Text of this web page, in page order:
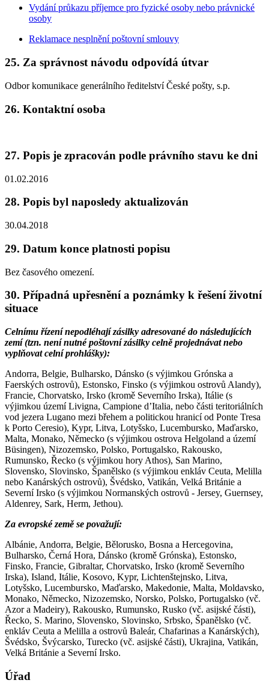
Vydání průkazu příjemce pro fyzické osoby nebo právnické
osoby
Reklamace nesplnění poštovní smlouvy
25. Za správnost návodu odpovídá útvar
Odbor komunikace generálního ředitelství České pošty, s.p.
26. Kontaktní osoba
27. Popis je zpracován podle právního stavu ke dni
01.02.2016
28. Popis byl naposledy aktualizován
30.04.2018
29. Datum konce platnosti popisu
Bez časového omezení.
30. Případná upřesnění a poznámky k řešení životní
situace
Celnímu řízení nepodléhají zásilky adresované do následujících
zemí (tzn. není nutné poštovní zásilky celně projednávat nebo
vyplňovat celní prohlášky):
Andorra, Belgie, Bulharsko, Dánsko (s výjimkou Grónska a
Faerských ostrovů), Estonsko, Finsko (s výjimkou ostrovů Alandy),
Francie, Chorvatsko, Irsko (kromě Severního Irska), Itálie (s
výjimkou území Livigna, Campione d’Italia, nebo části teritoriálních
vod jezera Lugano mezi břehem a politickou hranicí od Ponte Tresa
k Porto Ceresio), Kypr, Litva, Lotyšsko, Lucembursko, Maďarsko,
Malta, Monako, Německo (s výjimkou ostrova Helgoland a území
Büsingen), Nizozemsko, Polsko, Portugalsko, Rakousko,
Rumunsko, Řecko (s výjimkou hory Athos), San Marino,
Slovensko, Slovinsko, Španělsko (s výjimkou enkláv Ceuta, Melilla
nebo Kanárských ostrovů), Švédsko, Vatikán, Velká Británie a
Severní Irsko (s výjimkou Normanských ostrovů - Jersey, Guernsey,
Aldenrey, Sark, Herm, Jethou).
Za evropské země se považují:
Albánie, Andorra, Belgie, Bělorusko, Bosna a Hercegovina,
Bulharsko, Černá Hora, Dánsko (kromě Grónska), Estonsko,
Finsko, Francie, Gibraltar, Chorvatsko, Irsko (kromě Severního
Irska), Island, Itálie, Kosovo, Kypr, Lichtenštejnsko, Litva,
Lotyšsko, Lucembursko, Maďarsko, Makedonie, Malta, Moldavsko,
Monako, Německo, Nizozemsko, Norsko, Polsko, Portugalsko (vč.
Azor a Madeiry), Rakousko, Rumunsko, Rusko (vč. asijské části),
Řecko, S. Marino, Slovensko, Slovinsko, Srbsko, Španělsko (vč.
enkláv Ceuta a Melilla a ostrovů Baleár, Chafarinas a Kanárských),
Švédsko, Švýcarsko, Turecko (vč. asijské části), Ukrajina, Vatikán,
Velká Británie a Severní Irsko.
Úřad